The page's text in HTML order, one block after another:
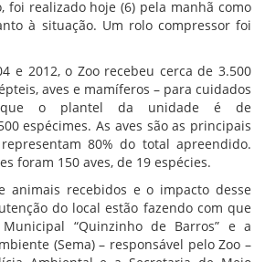
foi realizado hoje (6) pela manhã como
à situação. Um rolo compressor foi
e 2012, o Zoo recebeu cerca de 3.500
aves e mamíferos – para cuidados
o plantel da unidade é de
espécimes. As aves são as principais
80% do total apreendido.
foram 150 aves, de 19 espécies.
animais recebidos e o impacto desse
do local estão fazendo com que
“Quinzinho de Barros” e a
(Sema) – responsável pelo Zoo –